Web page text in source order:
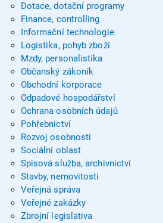
Dotace, dotační programy
Finance, controlling
Informační technologie
Logistika, pohyb zboží
Mzdy, personalistika
Občanský zákoník
Obchodní korporace
Odpadové hospodářství
Ochrana osobních údajů
Pohřebnictví
Rozvoj osobnosti
Sociální oblast
Spisová služba, archivnictví
Stavby, nemovitosti
Veřejná správa
Veřejné zakázky
Zbrojní legislativa